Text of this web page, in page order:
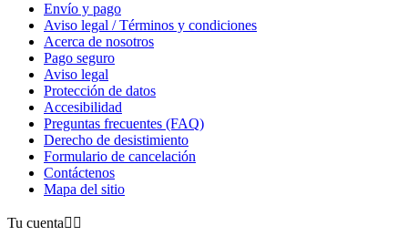
Envío y pago
Aviso legal / Términos y condiciones
Acerca de nosotros
Pago seguro
Aviso legal
Protección de datos
Accesibilidad
Preguntas frecuentes (FAQ)
Derecho de desistimiento
Formulario de cancelación
Contáctenos
Mapa del sitio
Tu cuenta 